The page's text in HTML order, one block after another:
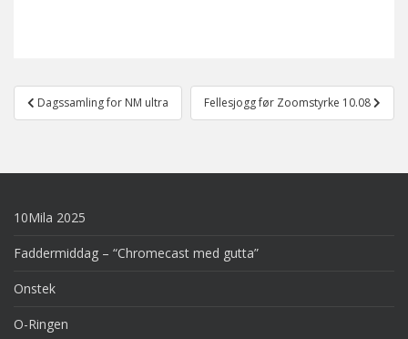
Post
navigation
Dagssamling for NM ultra Fellesjogg før Zoomstyrke 10.08
10Mila 2025
Faddermiddag – “Chromecast med gutta”
Onstek
O-Ringen